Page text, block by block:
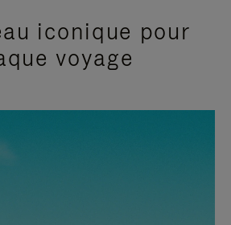
iconique pour
voyage